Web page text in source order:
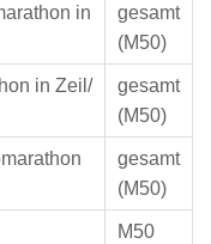
in
gesamt
(M50)
in Zeil/
gesamt
(M50)
gesamt
(M50)
M50